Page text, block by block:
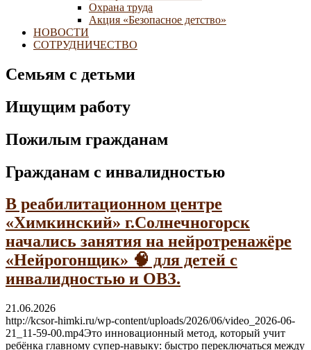
Охрана труда
Акция «Безопасное детство»
НОВОСТИ
СОТРУДНИЧЕСТВО
Семьям с детьми
Ищущим работу
Пожилым гражданам
Гражданам с инвалидностью
В реабилитационном центре
«Химкинский» г.Солнечногорск
начались занятия на нейротренажёре
«Нейрогонщик» 🧠 для детей с
инвалидностью и ОВЗ.
21.06.2026
http://kcsor-himki.ru/wp-content/uploads/2026/06/video_2026-06-
21_11-59-00.mp4Это инновационный метод, который учит
ребёнка главному супер-навыку: быстро переключаться между